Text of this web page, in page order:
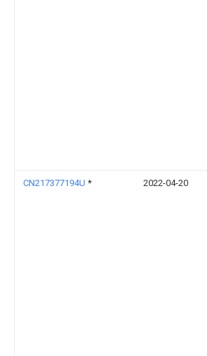
CN217377194U * 2022-04-20